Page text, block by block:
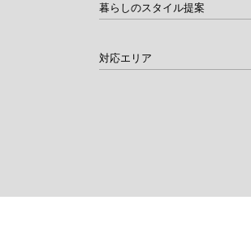
暮らしのスタイル提案
対応エリア